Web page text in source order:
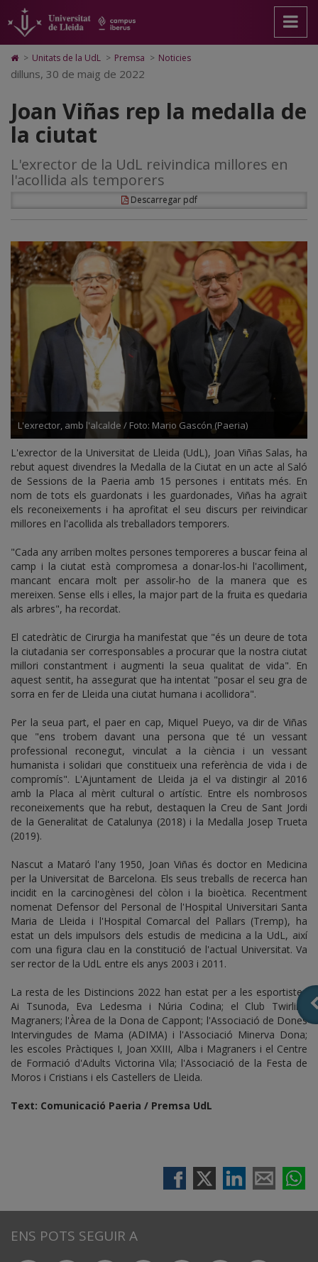
Joan
Viñas
rep
la
medalla
de
la
ciutat
pàgina
principal.
Universitat
Lleida
contingut
principal
Mapa
Web.
Universitat
Cerca
Accessibilitat.
Universitat
Lleida
Icono
de
Home
ir
a
la
página
inicio
> Unitats de la UdL > Premsa > Noticies
dilluns, 30 de maig de 2022
Joan Viñas rep la medalla de
la ciutat
L'exrector de la UdL reivindica millores en
l'acollida als temporers
Descarregar pdf
L'exrector, amb l'alcalde / Foto: Mario Gascón (Paeria)
L'exrector de la Universitat de Lleida (UdL), Joan Viñas Salas, ha
rebut aquest divendres la Medalla de la Ciutat en un acte al Saló
de Sessions de la Paeria amb 15 persones i entitats més. En
nom de tots els guardonats i les guardonades, Viñas ha agraït
els reconeixements i ha aprofitat el seu discurs per reivindicar
millores en l'acollida als treballadors temporers.
"Cada any arriben moltes persones temporeres a buscar feina al
camp i la ciutat està compromesa a donar-los-hi l'acolliment,
mancant encara molt per assolir-ho de la manera que es
mereixen. Sense ells i elles, la major part de la fruita es quedaria
als arbres", ha recordat.
El catedràtic de Cirurgia ha manifestat que "és un deure de tota
la ciutadania ser corresponsables a procurar que la nostra ciutat
millori constantment i augmenti la seua qualitat de vida". En
aquest sentit, ha assegurat que ha intentat "posar el seu gra de
sorra en fer de Lleida una ciutat humana i acollidora".
Per la seua part, el paer en cap, Miquel Pueyo, va dir de Viñas
que "ens trobem davant una persona que té un vessant
professional reconegut, vinculat a la ciència i un vessant
humanista i solidari que constitueix una referència de vida i de
compromís". L'Ajuntament de Lleida ja el va distingir al 2016
amb la Placa al mèrit cultural o artístic. Entre els nombrosos
reconeixements que ha rebut, destaquen la Creu de Sant Jordi
de la Generalitat de Catalunya (2018) i la Medalla Josep Trueta
(2019).
Nascut a Mataró l'any 1950, Joan Viñas és doctor en Medicina
per la Universitat de Barcelona. Els seus treballs de recerca han
incidit en la carcinogènesi del còlon i la bioètica. Recentment
nomenat Defensor del Personal de l'Hospital Universitari Santa
Maria de Lleida i l'Hospital Comarcal del Pallars (Tremp), ha
estat un dels impulsors dels estudis de medicina a la UdL, així
com una figura clau en la constitució de l'actual Universitat. Va
ser rector de la UdL entre els anys 2003 i 2011.
La resta de les Distincions 2022 han estat per a les esportistes
Ai Tsunoda, Eva Ledesma i Núria Codina; el Club Twirling
Magraners; l'Àrea de la Dona de Cappont; l'Associació de Dones
Intervingudes de Mama (ADIMA) i l'Associació Minerva Dona;
les escoles Pràctiques I, Joan XXIII, Alba i Magraners i el Centre
de Formació d'Adults Victorina Vila; l'Associació de la Festa de
Moros i Cristians i els Castellers de Lleida.
Text: Comunicació Paeria / Premsa UdL
ENS POTS SEGUIR A